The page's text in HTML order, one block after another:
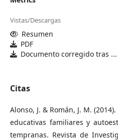
Vistas/Descargas
Resumen
PDF
Documento corregido tras ...
Citas
Alonso, J. & Román, J. M.
educativas familiares y
tempranas. Revista de